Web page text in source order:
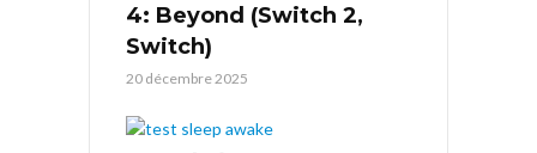
4: Beyond (Switch 2,
Switch)
20 décembre 2025